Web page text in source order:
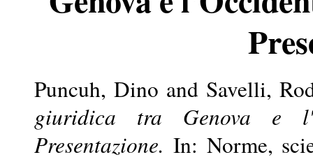
Puncuh, Dino and Savelli,
giuridica tra Genova e
Presentazione. In: Norme,